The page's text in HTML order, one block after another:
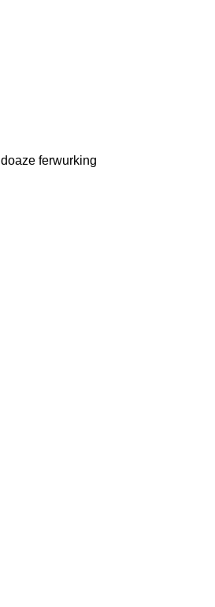
ferwurking